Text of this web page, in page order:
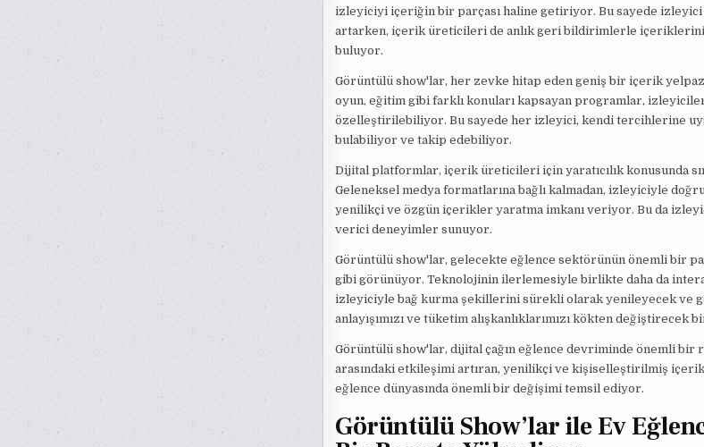
izleyiciyi içeriğin bir parçası haline getiriyor. Bu sayede izleyici
artarken, içerik üreticileri de anlık geri bildirimlerle içeriklerini
buluyor.
Görüntülü show'lar, her zevke hitap eden geniş bir içerik
oyun, eğitim gibi farklı konuları kapsayan programlar,
özelleştirilebiliyor. Bu sayede her izleyici, kendi tercihlerine
bulabiliyor ve takip edebiliyor.
Dijital platformlar, içerik üreticileri için yaratıcılık konusunda
Geleneksel medya formatlarına bağlı kalmadan, izleyiciyle
yenilikçi ve özgün içerikler yaratma imkanı veriyor. Bu da
verici deneyimler sunuyor.
Görüntülü show'lar, gelecekte eğlence sektörünün önemli bir
gibi görünüyor. Teknolojinin ilerlemesiyle birlikte daha da
izleyiciyle bağ kurma şekillerini sürekli olarak yenileyecek ve
anlayışımızı ve tüketim alışkanlıklarımızı kökten
Görüntülü show'lar, dijital çağın eğlence devriminde önemli
arasındaki etkileşimi artıran, yenilikçi ve kişiselleştirilmiş
eğlence dünyasında önemli bir değişimi temsil ediyor.
Görüntülü Show’lar ile Ev